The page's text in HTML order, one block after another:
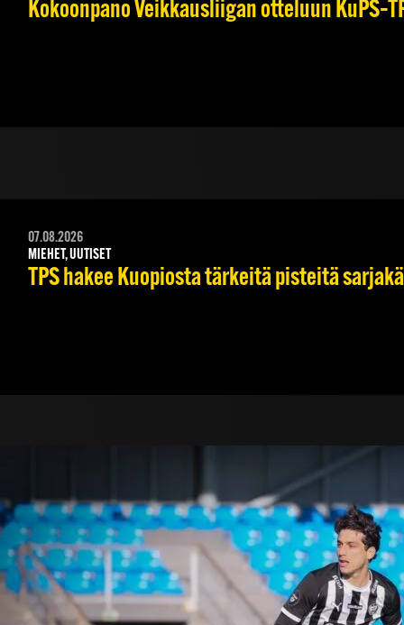
Kokoonpano Veikkausliigan otteluun
07.08.2026
MIEHET, UUTISET
TPS hakee Kuopiosta tärkeitä pisteitä